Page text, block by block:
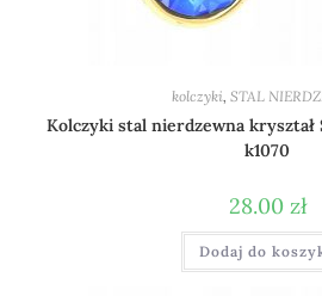
kolczyki STAL
Kolczyki stal nierdzewna kryształ
k1070
28.00 zł
Dodaj do